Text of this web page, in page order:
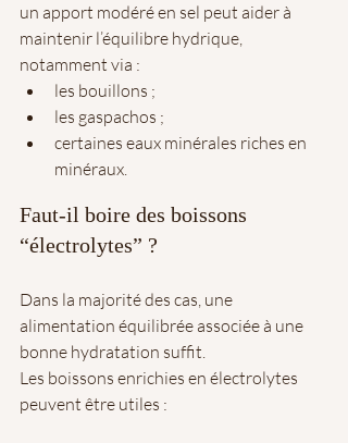
un apport modéré en sel peut aider à
maintenir l’équilibre hydrique,
notamment via :
les bouillons ;
les gaspachos ;
certaines eaux minérales riches en
minéraux.
Faut-il boire des boissons
“électrolytes” ?
Dans la majorité des cas, une
alimentation équilibrée associée à une
bonne hydratation suffit.
Les boissons enrichies en électrolytes
peuvent être utiles :